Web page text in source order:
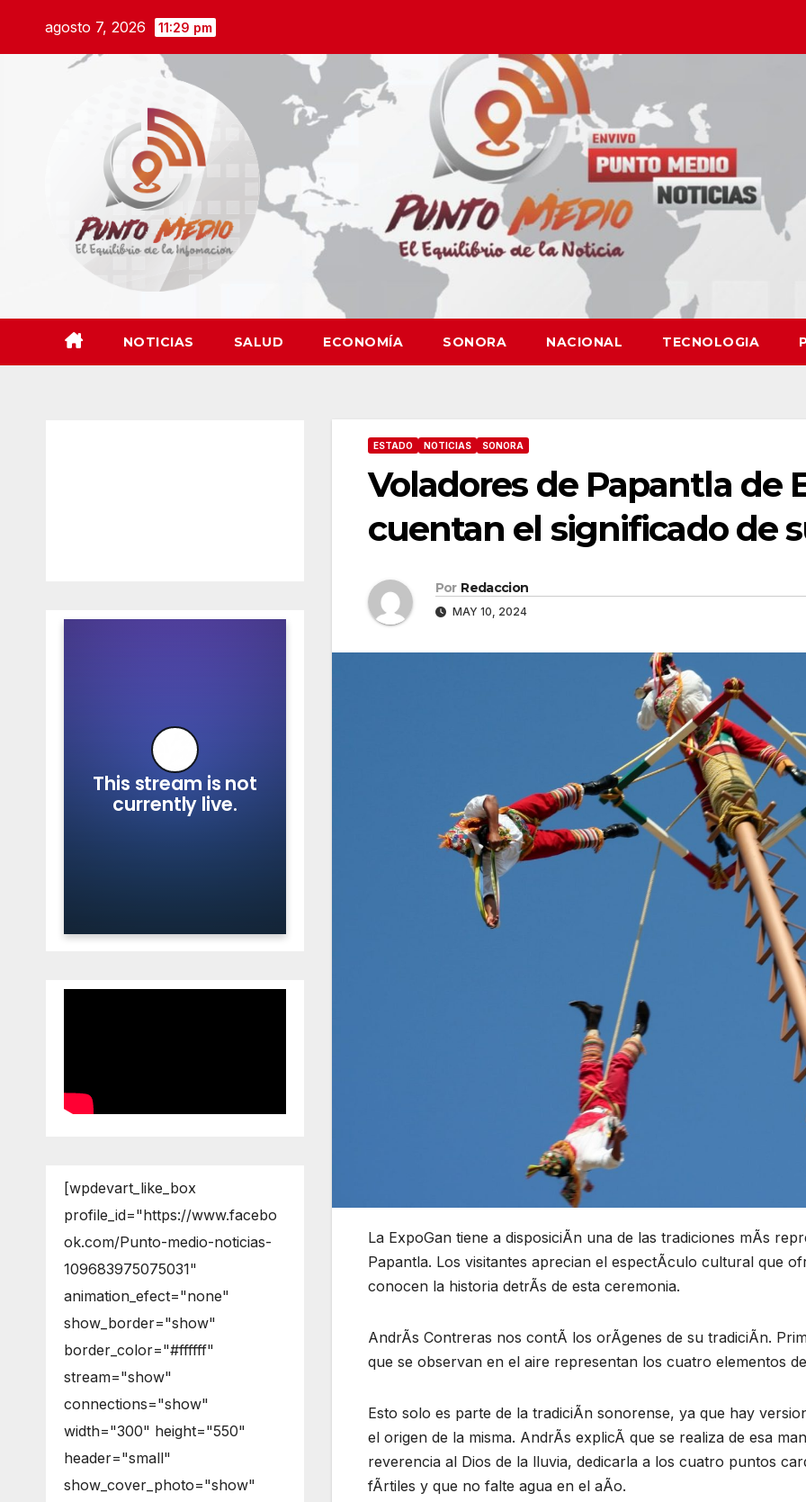
agosto 7, 2026 11:29 pm
NOTICIAS SALUD ECONOMÍA SONORA NACIONAL TECNOLOGIA
[wpdevart_like_box
profile_id="https://www.facebo
ok.com/Punto-medio-noticias-
109683975075031"
animation_efect="none"
show_border="show"
border_color="#ffffff"
stream="show"
connections="show"
width="300" height="550"
header="small"
show_cover_photo="show"
ESTADO NOTICIAS SONORA
Voladores de Papantla de
cuentan el significado de
Por Redaccion
MAY 10, 2024
La ExpoGan tiene a disposiciÃn una de las tradiciones mÃs
Papantla. Los visitantes aprecian el espectÃculo cultural que
conocen la historia detrÃs de esta ceremonia.
AndrÃs Contreras nos contÃ los orÃgenes de su tradiciÃn.
que se observan en el aire representan los cuatro elementos
Esto solo es parte de la tradiciÃn sonorense, ya que hay
el origen de la misma. AndrÃs explicÃ que se realiza de esa
reverencia al Dios de la lluvia, dedicarla a los cuatro puntos
fÃrtiles y que no falte agua en el aÃo.